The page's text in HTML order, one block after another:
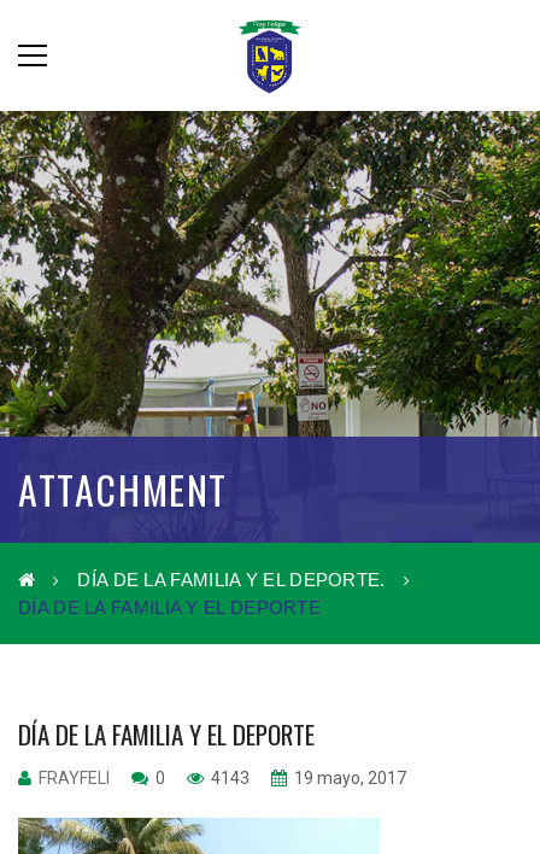
ATTACHMENT
DÍA DE LA FAMILIA Y EL DEPORTE.
DÍA DE LA FAMILIA Y EL DEPORTE
DÍA DE LA FAMILIA Y EL DEPORTE
FRAYFELI 0 4143 19 mayo, 2017